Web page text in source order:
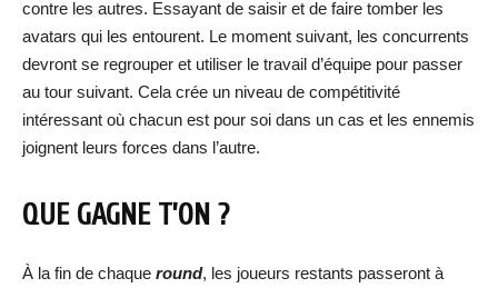
contre les autres. Essayant de saisir et de faire tomber les
avatars qui les entourent. Le moment suivant, les concurrents
devront se regrouper et utiliser le travail d’équipe pour passer
au tour suivant. Cela crée un niveau de compétitivité
intéressant où chacun est pour soi dans un cas et les ennemis
joignent leurs forces dans l’autre.
QUE GAGNE T’ON ?
À la fin de chaque round, les joueurs restants passeront à